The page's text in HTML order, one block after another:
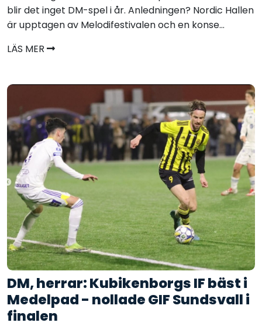
blir det inget DM-spel i år. Anledningen? Nordic Hallen
är upptagen av Melodifestivalen och en konse...
LÄS MER
DM, herrar: Kubikenborgs IF bäst i
Medelpad - nollade GIF Sundsvall i
finalen